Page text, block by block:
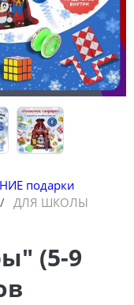
подарки
ДЛЯ ШКОЛЫ
(5-9